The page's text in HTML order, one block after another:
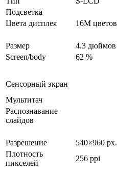
Подсветка
Цвета дисплея
16M цветов
Размер
4.3 дюймов
Screen/body
62 %
Сенсорный экран
Мультитач
Распознавание
слайдов
Разрешение
540×960 px.
Плотность
пикселей
256 ppi